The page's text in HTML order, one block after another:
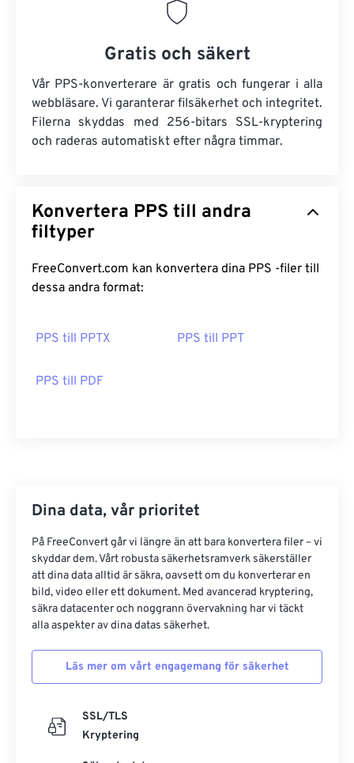
Gratis och säkert
Vår PPS-konverterare är gratis och fungerar i alla
webbläsare. Vi garanterar filsäkerhet och integritet.
Filerna skyddas med 256-bitars SSL-kryptering
och raderas automatiskt efter några timmar.
Konvertera PPS till andra
filtyper
FreeConvert.com kan konvertera dina PPS -filer till
dessa andra format:
PPS till PPTX PPS till PPT
PPS till PDF
Dina data, vår prioritet
På FreeConvert går vi längre än att bara konvertera filer – vi
skyddar dem. Vårt robusta säkerhetsramverk säkerställer
att dina data alltid är säkra, oavsett om du konverterar en
bild, video eller ett dokument. Med avancerad kryptering,
säkra datacenter och noggrann övervakning har vi täckt
alla aspekter av dina datas säkerhet.
Läs mer om vårt engagemang för säkerhet
SSL/TLS
Kryptering